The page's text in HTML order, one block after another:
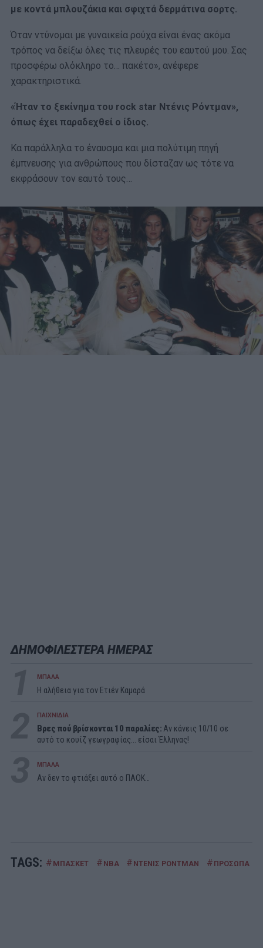
με κοντά μπλουζάκια και σφιχτά δερμάτινα σορτς.
Όταν ντύνομαι με γυναικεία ρούχα είναι ένας ακόμα
τρόπος να δείξω όλες τις πλευρές του εαυτού μου. Σας
προσφέρω ολόκληρο το… πακέτο», ανέφερε
χαρακτηριστικά.
«Ήταν το ξεκίνημα του rock star Ντένις Ρόντμαν»,
όπως έχει παραδεχθεί ο ίδιος.
Κα παράλληλα το έναυσμα και μια πολύτιμη πηγή
έμπνευσης για ανθρώπους που δίσταζαν ως τότε να
εκφράσουν τον εαυτό τους…
ΔΗΜΟΦΙΛΕΣΤΕΡΑ ΗΜΕΡΑΣ
ΜΠΑΛΑ
Η αλήθεια για τον Ετιέν Καμαρά
ΠΑΙΧΝΙΔΙΑ
Βρες πού βρίσκονται 10 παραλίες: Αν κάνεις 10/10 σε
αυτό το κουίζ γεωγραφίας... είσαι Έλληνας!
ΜΠΑΛΑ
Αν δεν το φτιάξει αυτό ο ΠΑΟΚ…
TAGS: # ΜΠΑΣΚΕΤ # ΝΒΑ # ΝΤΕΝΙΣ ΡΟΝΤΜΑΝ # ΠΡΟΣΩΠΑ